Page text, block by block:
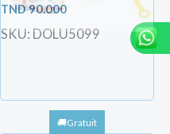
TND90.000
SKU: DOLU5099